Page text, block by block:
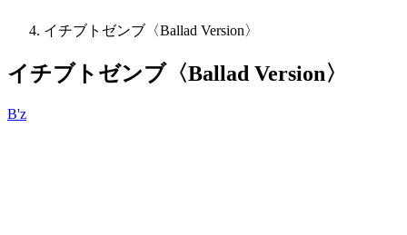
イチブトゼンブ〈Ballad Version〉
イチブトゼンブ〈Ballad Version〉
B'z